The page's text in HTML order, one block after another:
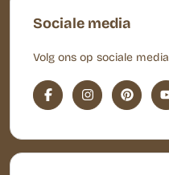
Sociale media
Volg ons op sociale media